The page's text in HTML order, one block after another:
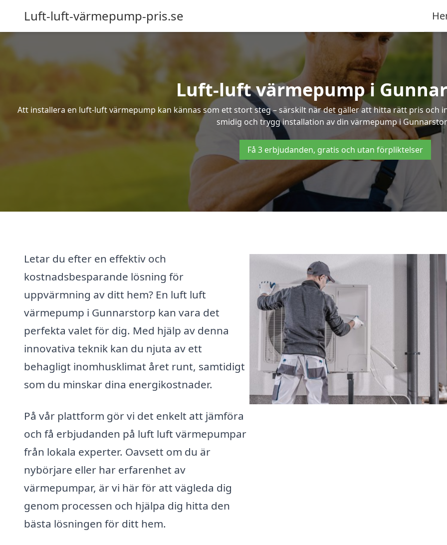
Luft-luft-värmepump-pris.se
Luft-luft värmepump i
Att installera en luft-luft värmepump kan kännas som ett stort steg – särskilt när det gäller att hitta rätt pris och
smidig och trygg installation av din värmepump i
Få 3 erbjudanden, gratis och utan förpliktelser
Letar du efter en effektiv och
kostnadsbesparande lösning för
uppvärmning av ditt hem? En luft luft
värmepump i Gunnarstorp kan vara det
perfekta valet för dig. Med hjälp av denna
innovativa teknik kan du njuta av ett
behagligt inomhusklimat året runt, samtidigt
som du minskar dina energikostnader.
På vår plattform gör vi det enkelt att jämföra
och få erbjudanden på luft luft värmepumpar
från lokala experter. Oavsett om du är
nybörjare eller har erfarenhet av
värmepumpar, är vi här för att vägleda dig
genom processen och hjälpa dig hitta den
bästa lösningen för ditt hem.